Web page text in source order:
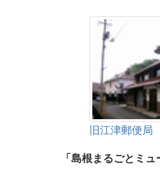
旧江津郵便局
「島根まるごとミ